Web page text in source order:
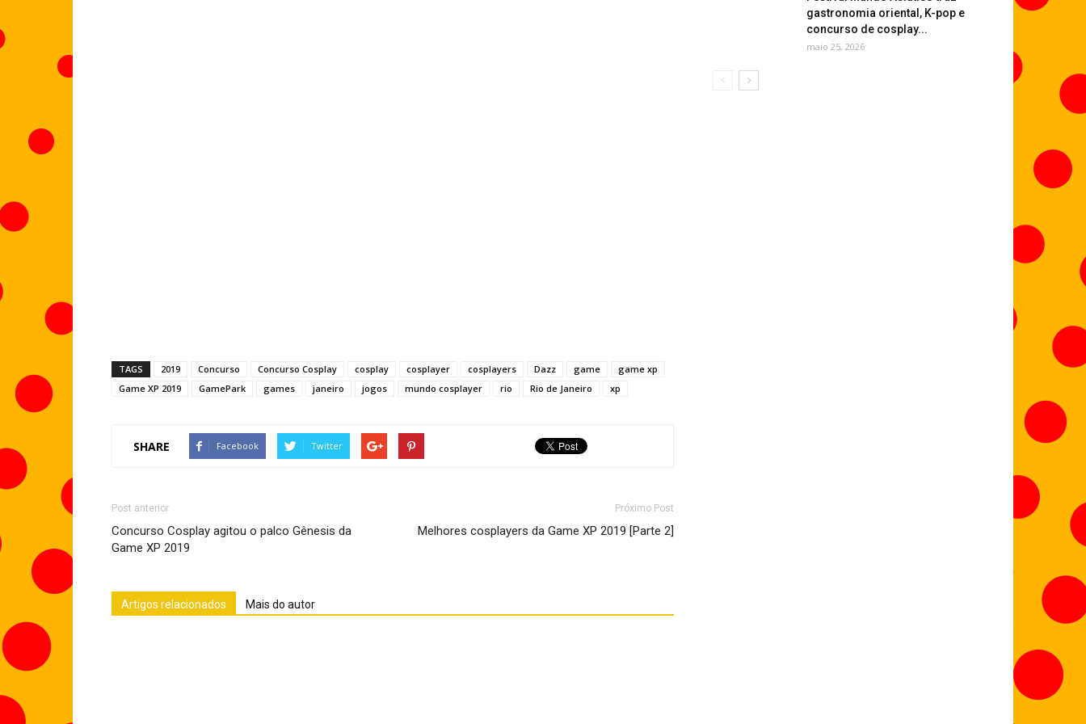
TAGS 2019 Concurso Concurso Cosplay cosplay cosplayer cosplayers Dazz game
game xp
Game XP 2019
GamePark games janeiro jogos mundo cosplayer rio Rio de Janeiro xp
SHARE Facebook Twitter
Post anterior
Concurso Cosplay agitou o palco Gênesis da
Game XP 2019
Próximo Post
Melhores cosplayers da Game XP 2019 [Parte 2]
Artigos relacionados Mais do autor
gastronomia oriental, K-pop e
concurso de cosplay...
maio 25, 2026